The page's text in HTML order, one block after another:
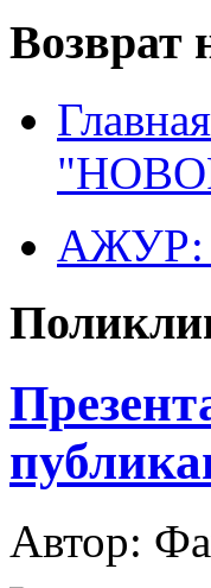
Возврат
АЖУР:
Автор: